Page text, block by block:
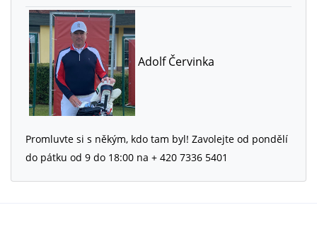
Adolf Červinka
Promluvte si s někým, kdo tam byl! Zavolejte od pondělí
do pátku od 9 do 18:00 na + 420 7336 5401